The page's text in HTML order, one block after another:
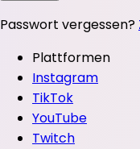
Passwort vergessen?
Plattformen
Instagram
TikTok
YouTube
Twitch